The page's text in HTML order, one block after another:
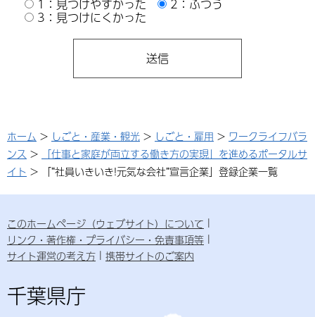
1：見つけやすかった
2：ふつう
3：見つけにくかった
ホーム > しごと・産業・観光 > しごと・雇用 > ワークライフバラ
ンス >
「仕事と家庭が両立する働き方の実現」を進めるポータルサ
イト > 「“社員いきいき!元気な会社”宣言企業」登録企業一覧
このホームページ（ウェブサイト）について
リンク・著作権・プライバシー・免責事項等
サイト運営の考え方
携帯サイトのご案内
千葉県庁